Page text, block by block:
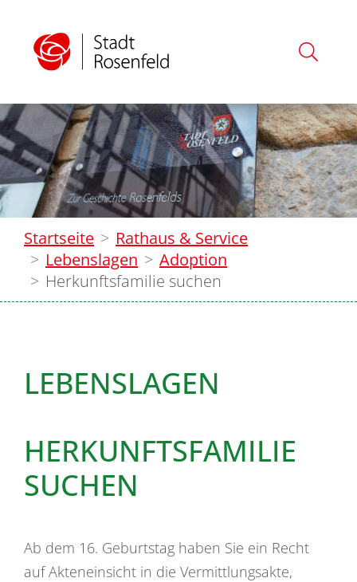
Startseite
Rathaus & Service
Lebenslagen
Adoption
Herkunftsfamilie suchen
LEBENSLAGEN
HERKUNFTSFAMILIE
SUCHEN
Ab dem 16. Geburtstag haben Sie ein Recht
auf Akteneinsicht in die Vermittlungsakte,